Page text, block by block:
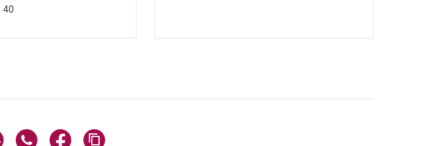
40
Seite über E-Mail teilen
Seite über WhatsApp teilen (externer Link, öffnet neues Fenster)
Seite über Facebook teilen (externer Link, öffnet neues Fenster)